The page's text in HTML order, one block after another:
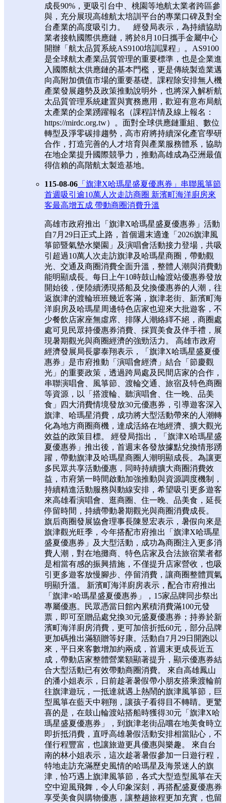
成長90%，更吸引台中、桃園等地航太業者跨區參
與，充分展現高雄航太培訓平台的專業口碑及對全
台產業的高度吸引力。 經發局表示，為持續協助
業者接軌國際供應鏈，將於8月10日攜手金屬中心
開辦「航太品質系統AS9100培訓課程」。AS9100
是全球航太產業品質管理的重要標準，也是企業進
入國際航太供應鏈的基本門檻，更是傳統製造業邁
向高附加價值市場的重要基礎。課程除安排無人機
產業發展趨勢及政策推動說明外，也將深入解析航
太品質管理系統建置與實務應用，歡迎有意布局航
太產業的企業踴躍報名（課程詳情及線上報名：
https://mirdc.org.tw）。面對全球供應鏈重組、數位
轉型及淨零碳排趨勢，高市府將持續深化產官學研
合作，打造完善的人才培育與產業服務體系，協助
在地企業提升國際競爭力，推動高雄成為亞洲最值
得信賴的高階航太製造基地。
115-08-06 「旗津X哈瑪星盛夏優惠券」串聯風箏節
首週吸引逾10萬人次走訪商圈 新濱町海洋廚房來
客最高增五成 帶動商圈消費升溫
高雄市政府推出「旗津X哈瑪星盛夏優惠券」活動
自7月29日正式上路，首個週末適逢「2026旗津風
箏節暨氣墊水樂園」及演唱會活動接力登場，共吸
引超過10萬人次走訪旗津及哈瑪星商圈，帶動觀
光、交通及商圈消費全面升溫，整體人潮與消費動
能明顯成長。每日上午10時鼓山輪渡站優惠券發放
開始後，便陸續湧現搭船及兌換優惠券的人潮，往
返旗津的渡輪班班幾近客滿，旗津老街、新濱町海
洋廚房及哈瑪星周邊特色店家也迎來大批遊客，不
少餐飲店家座無虛席、排隊人潮絡繹不絕，商圈處
處可見民眾持優惠券消費、採買美食及伴手禮，展
現暑期觀光與商圈經濟的強勁活力。 高雄市政府
經濟發展局長廖泰翔表示，「旗津X哈瑪星盛夏優
惠券」是市府推動「演唱會經濟」結合「節慶觀
光」的重要政策，透過跨局處及民間店家的合作，
串聯演唱會、風箏節、渡輪交通、旅宿及特色商圈
等資源，以「搭渡輪、聽演唱會、住一晚、品美
食」四大消費情境發放30元優惠券，引導遊客深入
旗津、哈瑪星消費，成功將大型活動帶來的人潮轉
化為地方商圈商機，達成活絡在地經濟、擴大觀光
效益的政策目標。 經發局指出，「旗津X哈瑪星盛
夏優惠券」推出後，首週末各發放據點兌換情形踴
躍，帶動旗津及哈瑪星商圈人潮明顯成長。為讓更
多民眾共享活動優惠，同時持續擴大商圈消費效
益，市府第一時間啟動加強推動與資源調度機制，
持續精進活動服務與動線安排，希望吸引更多遊客
來高雄看演唱會、逛商圈、住一晚、品美食，延長
停留時間，持續帶動暑期觀光與商圈消費成長。
旗后商圈發展協會理事長陳昱宏表示，暑假向來是
旗津觀光旺季，今年搭配市府推出「旗津X哈瑪星
盛夏優惠券」及大型活動，成功為商圈注入更多消
費人潮，對在地攤商、特色店家及合法旅宿業者都
是相當有感的振興措施，不僅提升店家營收，也吸
引更多遊客放慢腳步、停留消費，讓商圈整體買氣
明顯升溫。 新濱町海洋廚房表示，配合市府推出
「旗津×哈瑪星盛夏優惠券」，15家品牌同步祭出
專屬優惠。民眾憑當日館內累積消費滿100元發
票，即可至贈品處兌換30元盛夏優惠券；持券於新
濱町海洋廚房消費，更可加倍折抵60元，部分品牌
更加碼推出滿額贈等好康。活動自7月29日開跑以
來，平日來客數增加約兩成，首週末更成長近五
成，帶動店家整體營業額顯著提升，顯示優惠券結
合大型活動已有效帶動商圈消費。 來自高雄鳳山
的潘小姐表示，日前趁著暑假帶小朋友搭乘渡輪前
往旗津遊玩，一抵達就遇上熱鬧的旗津風箏節，巨
型風箏在藍天中翱翔，讓孩子看得目不轉睛。更驚
喜的是，在鼓山輪渡站搭船時獲得30元「旗津X哈
瑪星盛夏優惠券」，到旗津老街品嚐在地美食時立
即折抵消費，直呼高雄暑假活動安排相當貼心，不
僅行程豐富，也讓旅遊更具優惠與樂趣。 來自台
南的林小姐表示，這次趁著暑假參加一日遊行程，
特地走訪充滿歷史風情的哈瑪星及海景迷人的旗
津，恰巧遇上旗津風箏節，各式大型造型風箏在天
空中迎風飛舞，令人印象深刻，再搭配盛夏優惠券
享受美食與購物優惠，讓整趟旅程更加充實，也留